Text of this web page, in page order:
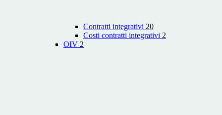
Contratti integrativi 20
Costi contratti integrativi 2
OIV 2